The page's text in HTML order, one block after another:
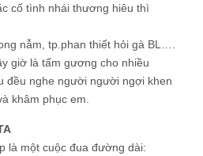
cố tình nhái thương hiêu thì
nẫm, tp.phan thiết hỏi gà BL….
giờ là tấm gương cho nhiều
đều nghe người người ngợi khen
khâm phục em.
là một cuộc đua đường dài: